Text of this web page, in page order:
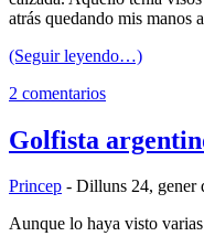
atrás quedando mis manos
(Seguir leyendo…)
2 comentarios
Golfista
Princep - Dilluns 24, gener
Aunque lo haya visto